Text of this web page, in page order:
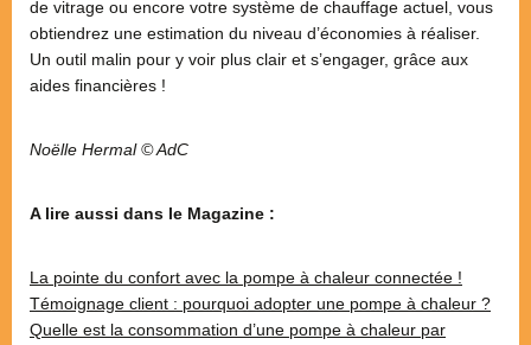
de vitrage ou encore votre système de chauffage actuel, vous
obtiendrez une estimation du niveau d’économies à réaliser.
Un outil malin pour y voir plus clair et s’engager, grâce aux
aides financières !
Noëlle Hermal © AdC
A lire aussi dans le Magazine :
La pointe du confort avec la pompe à chaleur connectée !
Témoignage client : pourquoi adopter une pompe à chaleur ?
Quelle est la consommation d’une pompe à chaleur par